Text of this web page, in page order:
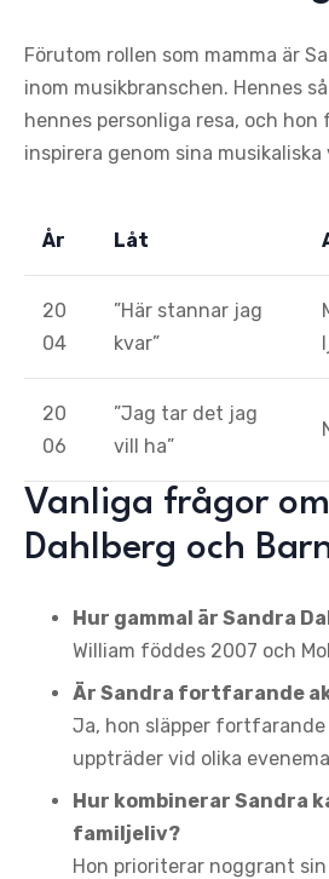
Förutom rollen som mamma är
inom musikbranschen. Hennes
hennes personliga resa, och
inspirera genom sina musikaliska
År Låt
20
04
”Här stannar jag
kvar”
20
06
”Jag tar det jag
vill ha”
Vanliga frågor
Dahlberg och
Hur gammal är Sandra
William föddes 2007 och
Är Sandra fortfarande
Ja, hon släpper fortfarande
uppträder vid olika
Hur kombinerar Sandra
familjeliv?
Hon prioriterar noggrant